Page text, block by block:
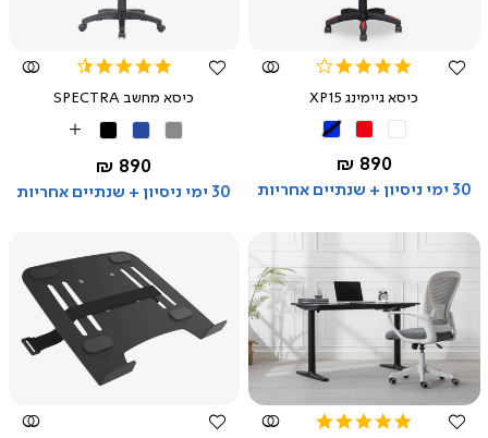
מהירה
4.0
rating
כיסא גיימינג XP15
שחורשחור
החל מ-
890 ₪
30 ימי ניסיון + שנתיים אחריות
מהירה
rating
כיסא מחשב SPECTRA
שחור
More
Colors
החל מ-
890 ₪
30 ימי ניסיון + שנתיים אחריות
צפייה
מהירה
5.0
צפייה
מהירה